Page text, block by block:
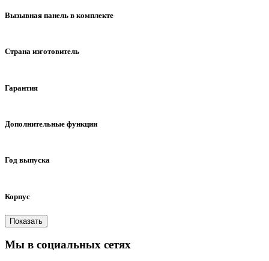
Вызывная панель в комплекте
Страна изготовитель
Гарантия
Дополнительные функции
Год выпуска
Корпус
пластик
Мы в социальных сетях